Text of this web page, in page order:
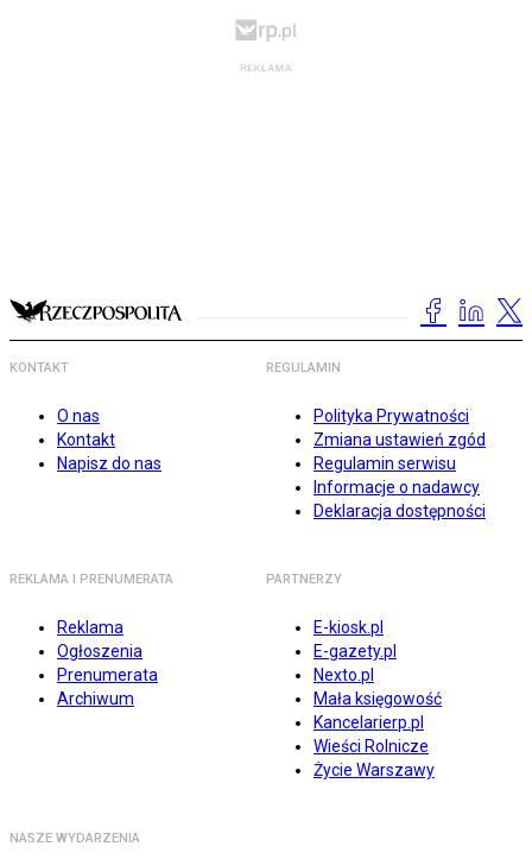
KONTAKT
O nas
Kontakt
Napisz do nas
REGULAMIN
Polityka Prywatności
Zmiana ustawień zgód
Regulamin serwisu
Informacje o nadawcy
Deklaracja dostępności
REKLAMA I PRENUMERATA
Reklama
Ogłoszenia
Prenumerata
Archiwum
PARTNERZY
E-kiosk.pl
E-gazety.pl
Nexto.pl
Mała księgowość
Kancelarierp.pl
Wieści Rolnicze
Życie Warszawy
NASZE WYDARZENIA